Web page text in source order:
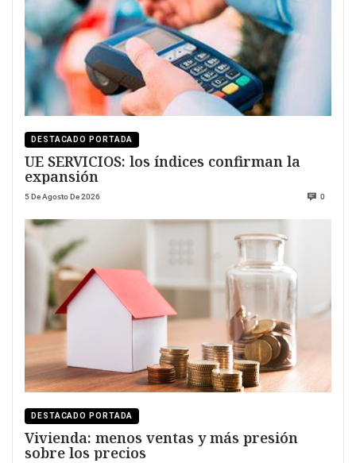
DESTACADO PORTADA
UE SERVICIOS: los índices confirman la
expansión
5 De Agosto De 2026 0
DESTACADO PORTADA
Vivienda: menos ventas y más presión
sobre los precios